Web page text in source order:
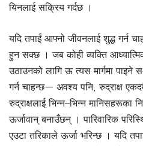
यिनलाई सक्रिय गर्दछ ।
यदि तपाईं आफ्नो जीवनलाई शुद्ध गर्न
हुन सक्छ । जब कोही व्यक्ति
उठाउनको लागि ऊ त्यस मार्गमा पाइने
गर्न चाहन्छ— अवश्य पनि, रुद्राक्ष
रुद्राक्षलाई भिन्न–भिन्न मानिसहरूका
ऊर्जावान् बनाउँछन् । पारिवारिक
एउटा तरिकाले ऊर्जा भरिन्छ । यदि